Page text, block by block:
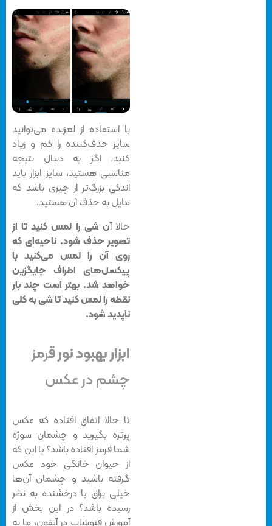
با استفاده از لغزنده می‌توانید
سایز حذف‌کننده را کم و زیاد
کنید. اگر به دنبال نتیجه
مناسبی هستید، سایز ابزار باید
اندکی بزرگ‌تر از چیزی باشد که
مایل به حذف آن هستید.
حالا آن شی را لمس کنید تا از
تصویر حذف شود. ناحیه‌ای که
روی آن را لمس می‌کنید با
پیکسل‌های اطراف جایگزین
خواهد شد. بهتر است چند بار
نقطه را لمس کنید تا شی به کلی
ناپدید شود.
ابزار بهبود نور قرمز
چشم در عکس
تا حالا اتفاق افتاده که عکس
پرتره بگیرید و چشمان سوژه
شما قرمز افتاده باشد؟ یا این که
از حیوان خانگی‌ خود عکس
گرفته باشید و چشمان آن‌ها
خیلی براق یا درخشنده به نظر
رسیده باشد؟ در این بخش از
آموزش فتوشاپ در آیفون، ما به